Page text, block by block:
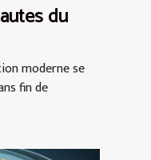
du
moderne se
fin de